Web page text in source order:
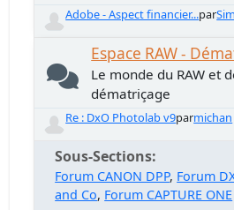
Adobe - Aspect financier...par
Espace RAW -
Le monde du RAW et
dématriçage
Re : DxO Photolab v9parmichan
Sous-Sections
Forum CANON DPP Forum
and Co Forum CAPTURE ONE